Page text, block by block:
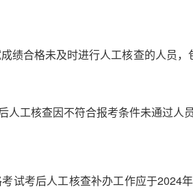
绩合格未及时进行人工核查的人员
人工核查因不符合报考条件未通过人员
试考后人工核查补办工作应于2024